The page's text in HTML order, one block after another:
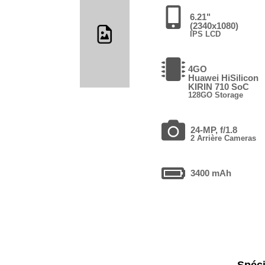
6.21"
(2340x1080)
IPS LCD
4GO
Huawei HiSilicon
KIRIN 710 SoC
128GO Storage
24-MP, f/1.8
2 Arrière Cameras
3400 mAh